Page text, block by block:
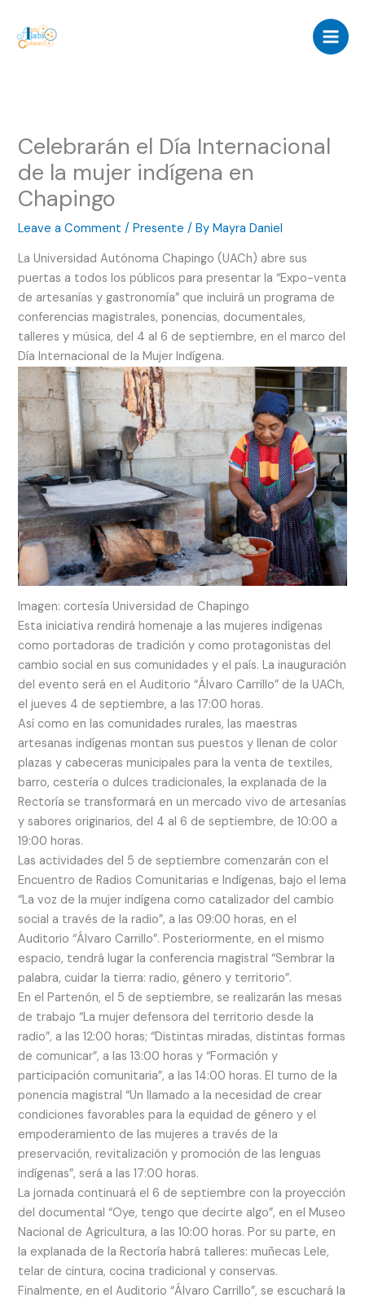
content
Celebrarán el Día Internacional
de la mujer indígena en
Chapingo
Leave a Comment /Presente / ByMayra Daniel
La Universidad Autónoma Chapingo (UACh) abre sus
puertas a todos los públicos para presentar la “Expo-venta
de artesanías y gastronomía” que incluirá un programa de
conferencias magistrales, ponencias, documentales,
talleres y música, del 4 al 6 de septiembre, en el marco del
Día Internacional de la Mujer Indígena.
Imagen: cortesía Universidad de Chapingo
Esta iniciativa rendirá homenaje a las mujeres indígenas
como portadoras de tradición y como protagonistas del
cambio social en sus comunidades y el país. La inauguración
del evento será en el Auditorio “Álvaro Carrillo” de la UACh,
el jueves 4 de septiembre, a las 17:00 horas.
Así como en las comunidades rurales, las maestras
artesanas indígenas montan sus puestos y llenan de color
plazas y cabeceras municipales para la venta de textiles,
barro, cestería o dulces tradicionales, la explanada de la
Rectoría se transformará en un mercado vivo de artesanías
y sabores originarios, del 4 al 6 de septiembre, de 10:00 a
19:00 horas.
Las actividades del 5 de septiembre comenzarán con el
Encuentro de Radios Comunitarias e Indígenas, bajo el lema
“La voz de la mujer indígena como catalizador del cambio
social a través de la radio”, a las 09:00 horas, en el
Auditorio “Álvaro Carrillo”. Posteriormente, en el mismo
espacio, tendrá lugar la conferencia magistral “Sembrar la
palabra, cuidar la tierra: radio, género y territorio”.
En el Partenón, el 5 de septiembre, se realizarán las mesas
de trabajo “La mujer defensora del territorio desde la
radio”, a las 12:00 horas; “Distintas miradas, distintas formas
de comunicar”, a las 13:00 horas y “Formación y
participación comunitaria”, a las 14:00 horas. El turno de la
ponencia magistral “Un llamado a la necesidad de crear
condiciones favorables para la equidad de género y el
empoderamiento de las mujeres a través de la
preservación, revitalización y promoción de las lenguas
indígenas”, será a las 17:00 horas.
La jornada continuará el 6 de septiembre con la proyección
del documental “Oye, tengo que decirte algo”, en el Museo
Nacional de Agricultura, a las 10:00 horas. Por su parte, en
la explanada de la Rectoría habrá talleres: muñecas Lele,
telar de cintura, cocina tradicional y conservas.
Finalmente, en el Auditorio “Álvaro Carrillo”, se escuchará la